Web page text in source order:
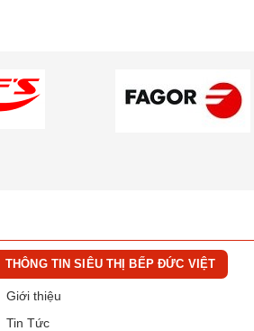
THÔNG TIN SIÊU THỊ BẾP ĐỨC VIỆT
Giới thiệu
Tin Tức